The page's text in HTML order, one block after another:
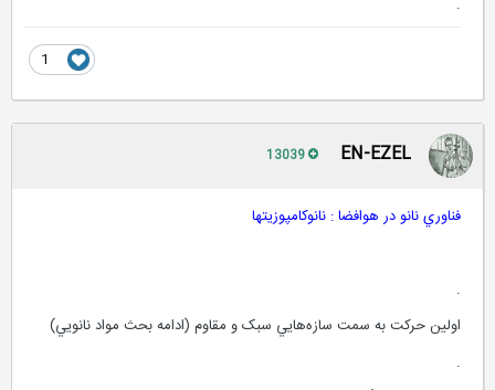
EN-EZEL
فناوري نانو در هوافضا : نانوكامپوزيتها
اولين حرکت به سمت سازه‌هايي سبک و مقاوم (ادامه بحث مواد نانويي)